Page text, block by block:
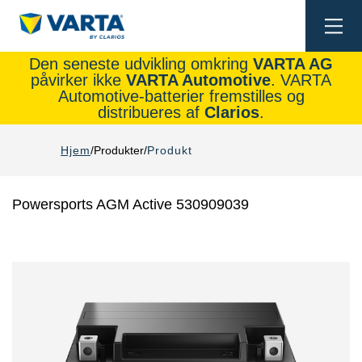
Den seneste udvikling omkring VARTA AG
påvirker ikke VARTA Automotive. VARTA
Automotive-batterier fremstilles og
distribueres af Clarios.
Hjem Produkter Produkt
Powersports AGM Active 530909039